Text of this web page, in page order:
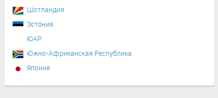
Шотландия
Эстония
ЮАР
Южно-Африканская Республика
Япония